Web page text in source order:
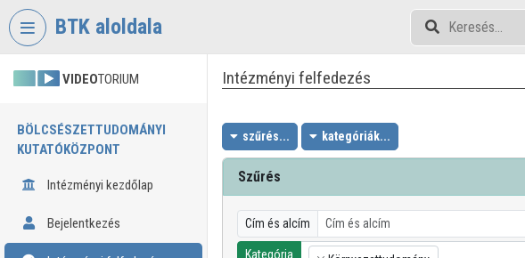
Fejléc kihagyása
BTK aloldala
VIDEOTORIUM
BÖLCSÉSZETTUDOMÁNYI
KUTATÓKÖZPONT
Intézményi kezdőlap
Bejelentkezés
Intézményi felfedezés
szűrés... kategóriák...
Szűrés
Cím és alcím
Kategória